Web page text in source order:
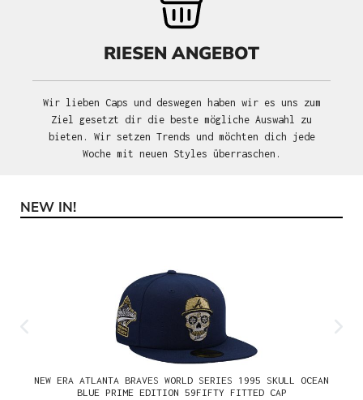
RIESEN ANGEBOT
Wir lieben Caps und deswegen haben wir es uns zum
Ziel gesetzt dir die beste mögliche Auswahl zu
bieten. Wir setzen Trends und möchten dich jede
Woche mit neuen Styles überraschen.
Produktgalerie überspringen
NEW IN!
NEW ERA ATLANTA BRAVES WORLD SERIES 1995 SKULL OCEAN
BLUE PRIME EDITION 59FIFTY FITTED CAP